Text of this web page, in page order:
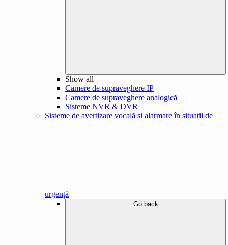
Show all
Camere de supraveghere IP
Camere de supraveghere analogică
Sisteme NVR & DVR
Sisteme de avertizare vocală și alarmare în situații de
urgență
Go back